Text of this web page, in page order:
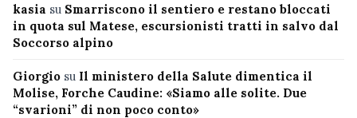
kasia su Smarriscono il sentiero e restano bloccati
in quota sul Matese, escursionisti tratti in salvo dal
Soccorso alpino
Giorgio su Il ministero della Salute dimentica il
Molise, Forche Caudine: «Siamo alle solite. Due
“svarioni” di non poco conto»